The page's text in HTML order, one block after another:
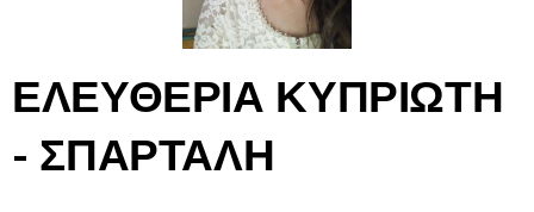
ΕΛΕΥΘΕΡΙΑ ΚΥΠΡΙΩΤΗ
- ΣΠΑΡΤΑΛΗ